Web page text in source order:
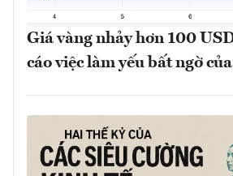
Giá vàng nhảy hơn 100
cáo việc làm yếu bất ngờ